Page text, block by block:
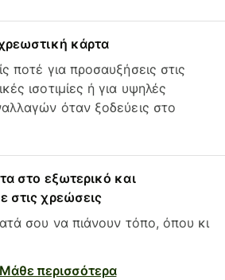
κάρτα
ποτέ για προσαυξήσεις στις
ισοτιμίες ή για υψηλές
όταν ξοδεύεις στο
στο εξωτερικό και
στις χρεώσεις
σου να πιάνουν τόπο, όπου κι
Μάθε περισσότερα